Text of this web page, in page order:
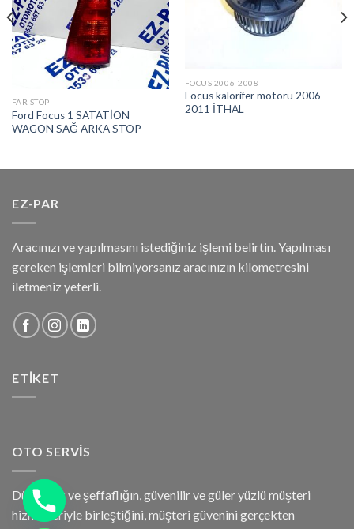
FAR STOP
Ford Focus 1 SATATİON
WAGON SAĞ ARKA STOP
FOCUS 2006-2008
Focus kalorifer motoru 2006-
2011 İTHAL
EZ-PAR
Aracınızı ve yapılmasını istediğiniz işlemi belirtin. Yapılması
gereken işlemleri bilmiyorsanız aracınızın kilometresini
iletmeniz yeterli.
ETIKET
OTO SERVIS
Dürüstlük ve şeffaflığın, güvenilir ve güler yüzlü müşteri
hizmetleriyle birleştiğini, müşteri güvenini gerçekten